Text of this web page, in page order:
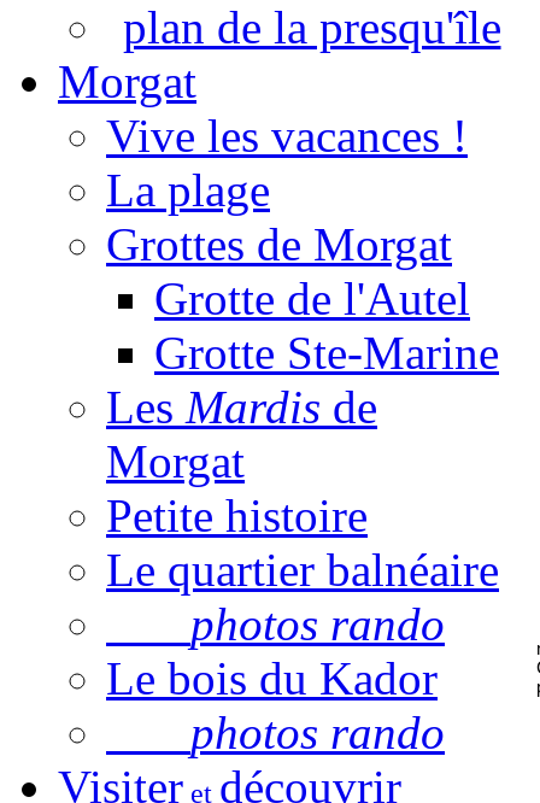
plan de la presqu'île
Morgat
Vive les vacances !
La plage
Grottes de Morgat
Grotte de l'Autel
Grotte Ste-Marine
Les Mardis de
Morgat
Petite histoire
Le quartier balnéaire
photos rando
Le bois du Kador
photos rando
Visiter et découvrir